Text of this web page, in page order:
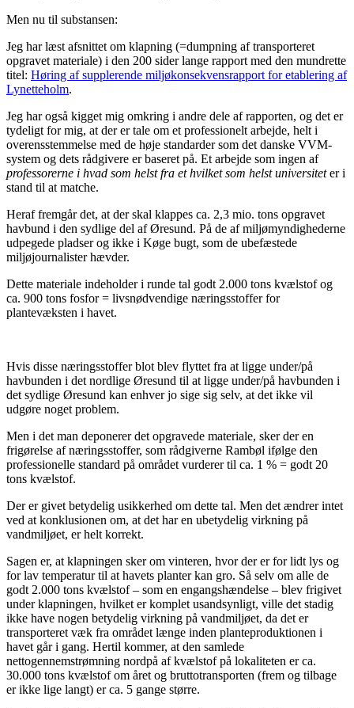
Men nu til substansen:
Jeg har læst afsnittet om klapning (=dumpning af transporteret
opgravet materiale) i den 200 sider lange rapport med den mundrette
titel: Høring af supplerende miljøkonsekvensrapport for etablering af
Lynetteholm.
Jeg har også kigget mig omkring i andre dele af rapporten, og det er
tydeligt for mig, at der er tale om et professionelt arbejde, helt i
overensstemmelse med de høje standarder som det danske VVM-
system og dets rådgivere er baseret på. Et arbejde som ingen af
professorerne i hvad som helst fra et hvilket som helst universiteter i
stand til at matche.
Heraf fremgår det, at der skal klappes ca. 2,3 mio. tons opgravet
havbund i den sydlige del af Øresund. På de af miljømyndighederne
udpegede pladser og ikke i Køge bugt, som de ubefæstede
miljøjournalister hævder.
Dette materiale indeholder i runde tal godt 2.000 tons kvælstof og
ca. 900 tons fosfor = livsnødvendige næringsstoffer for
plantevæksten i havet.
Hvis disse næringsstoffer blot blev flyttet fra at ligge under/på
havbunden i det nordlige Øresund til at ligge under/på havbunden i
det sydlige Øresund kan enhver jo sige sig selv, at det ikke vil
udgøre noget problem.
Men i det man deponerer det opgravede materiale, sker der en
frigørelse af næringsstoffer, som rådgiverne Rambøl ifølge den
professionelle standard på området vurderer til ca. 1 % = godt 20
tons kvælstof.
Der er givet betydelig usikkerhed om dette tal. Men det ændrer intet
ved at konklusionen om, at det har en ubetydelig virkning på
vandmiljøet, er helt korrekt.
Sagen er, at klapningen sker om vinteren, hvor der er for lidt lys og
for lav temperatur til at havets planter kan gro. Så selv om alle de
godt 2.000 tons kvælstof – som en engangshændelse – blev frigivet
under klapningen, hvilket er komplet usandsynligt, ville det stadig
ikke have nogen betydelig virkning på vandmiljøet, da det er
transporteret væk fra området længe inden planteproduktionen i
havet går i gang. Hertil kommer, at den samlede
nettogennemstrømning nordpå af kvælstof på lokaliteten er ca.
30.000 tons kvælstof om året og bruttotransporten (frem og tilbage
er ikke lige langt) er ca. 5 gange større.